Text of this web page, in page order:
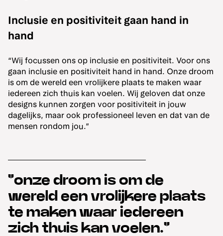
Inclusie en positiviteit gaan hand in
hand
“Wij focussen ons op inclusie en positiviteit. ⁠Voor ons
gaan inclusie en positiviteit hand in hand. Onze droom
is om de wereld een vrolijkere plaats te maken waar
iedereen zich thuis kan voelen. Wij geloven dat onze
designs kunnen zorgen voor positiviteit in jouw
dagelijks, maar ook professioneel leven en dat van de
mensen rondom jou.”
"onze droom is om de
wereld een vrolijkere plaats
te maken waar iedereen
zich thuis kan voelen."